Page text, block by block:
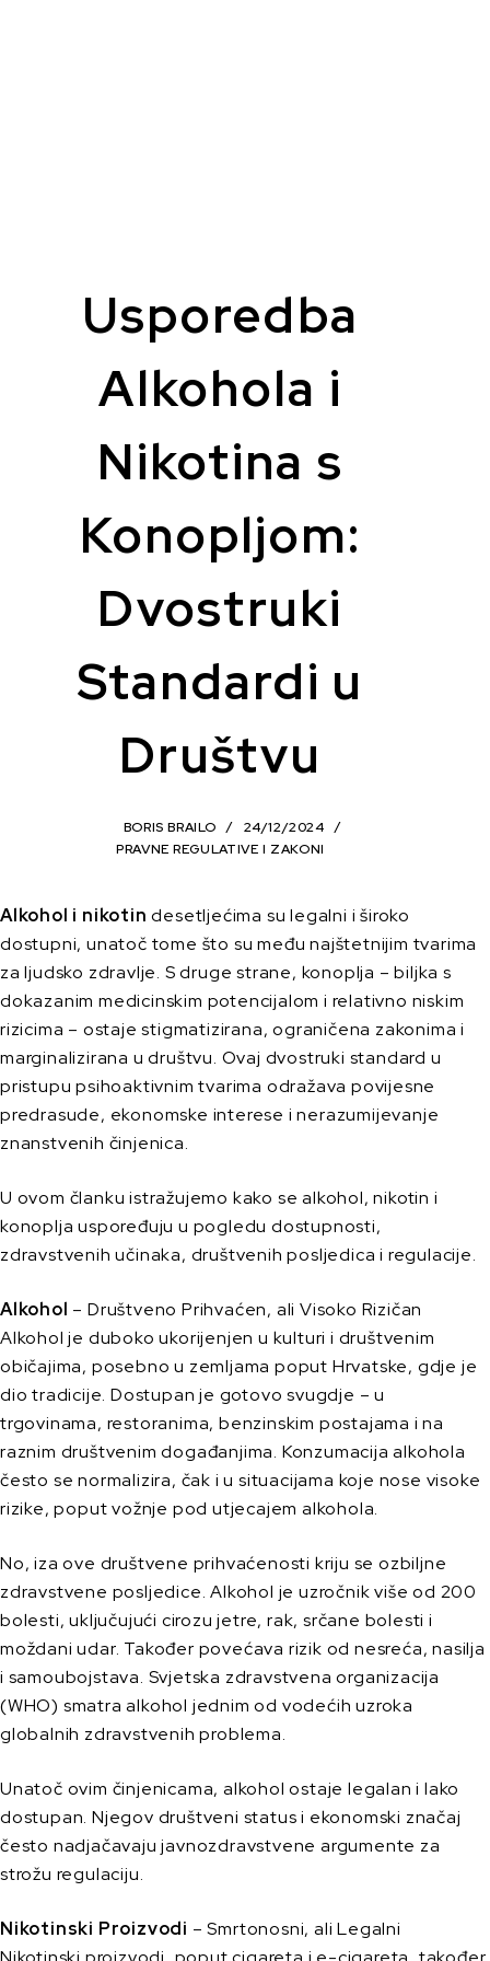
Usporedba
Alkohola i
Nikotina s
Konopljom:
Dvostruki
Standardi u
Društvu
BORIS BRAILO
24/12/2024
PRAVNE REGULATIVE I ZAKONI
Alkohol i nikotin desetljećima su legalni i široko
dostupni, unatoč tome što su među najštetnijim tvarima
za ljudsko zdravlje. S druge strane, konoplja – biljka s
dokazanim medicinskim potencijalom i relativno niskim
rizicima – ostaje stigmatizirana, ograničena zakonima i
marginalizirana u društvu. Ovaj dvostruki standard u
pristupu psihoaktivnim tvarima odražava povijesne
predrasude, ekonomske interese i nerazumijevanje
znanstvenih činjenica.
U ovom članku istražujemo kako se alkohol, nikotin i
konoplja uspoređuju u pogledu dostupnosti,
zdravstvenih učinaka, društvenih posljedica i regulacije.
Alkohol – Društveno Prihvaćen, ali Visoko Rizičan
Alkohol je duboko ukorijenjen u kulturi i društvenim
običajima, posebno u zemljama poput Hrvatske, gdje je
dio tradicije. Dostupan je gotovo svugdje – u
trgovinama, restoranima, benzinskim postajama i na
raznim društvenim događanjima. Konzumacija alkohola
često se normalizira, čak i u situacijama koje nose visoke
rizike, poput vožnje pod utjecajem alkohola.
No, iza ove društvene prihvaćenosti kriju se ozbiljne
zdravstvene posljedice. Alkohol je uzročnik više od 200
bolesti, uključujući cirozu jetre, rak, srčane bolesti i
moždani udar. Također povećava rizik od nesreća, nasilja
i samoubojstava. Svjetska zdravstvena organizacija
(WHO) smatra alkohol jednim od vodećih uzroka
globalnih zdravstvenih problema.
Unatoč ovim činjenicama, alkohol ostaje legalan i lako
dostupan. Njegov društveni status i ekonomski značaj
često nadjačavaju javnozdravstvene argumente za
strožu regulaciju.
Nikotinski Proizvodi – Smrtonosni, ali Legalni